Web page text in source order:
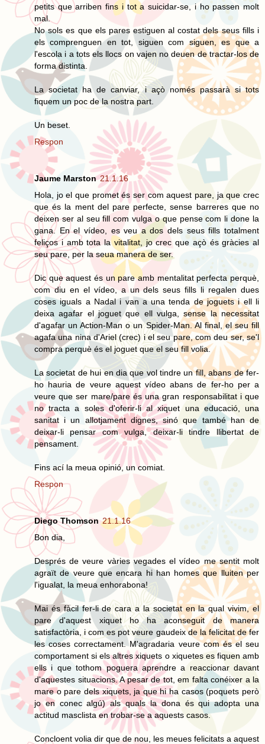
petits que arriben fins i tot a suicidar-se, i ho passen molt
mal.
No sols es que els pares estiguen al costat dels seus fills i
els comprenguen en tot, siguen com siguen, es que a
l'escola i a tots els llocs on vajen no deuen de tractar-los de
forma distinta.
La societat ha de canviar, i açò només passarà si tots
fiquem un poc de la nostra part.
Un beset.
Respon
Jaume Marston 21.1.16
Hola, jo el que promet és ser com aquest pare, ja que crec
que és la ment del pare perfecte, sense barreres que no
deixen ser al seu fill com vulga o que pense com li done la
gana. En el vídeo, es veu a dos dels seus fills totalment
feliços i amb tota la vitalitat, jo crec que açò és gràcies al
seu pare, per la seua manera de ser.
Dic que aquest és un pare amb mentalitat perfecta perquè,
com diu en el vídeo, a un dels seus fills li regalen dues
coses iguals a Nadal i van a una tenda de joguets i ell li
deixa agafar el joguet que ell vulga, sense la necessitat
d'agafar un Action-Man o un Spider-Man. Al final, el seu fill
agafa una nina d'Ariel (crec) i el seu pare, com deu ser, se'l
compra perquè és el joguet que el seu fill volia.
La societat de hui en dia que vol tindre un fill, abans de fer-
ho hauria de veure aquest vídeo abans de fer-ho per a
veure que ser mare/pare és una gran responsabilitat i que
no tracta a soles d'oferir-li al xiquet una educació, una
sanitat i un allotjament dignes, sinó que també han de
deixar-li pensar com vulga, deixar-li tindre llibertat de
pensament.
Fins ací la meua opinió, un comiat.
Respon
Diego Thomson 21.1.16
Bon dia,
Després de veure vàries vegades el vídeo me sentit molt
agraït de veure que encara hi han homes que lluiten per
l'igualat, la meua enhorabona!
Mai és fàcil fer-li de cara a la societat en la qual vivim, el
pare d'aquest xiquet ho ha aconseguit de manera
satisfactòria, i com es pot veure gaudeix de la felicitat de fer
les coses correctament. M'agradaria veure com és el seu
comportament si els altres xiquets o xiquetes es fiquen amb
ells i que tothom poguera aprendre a reaccionar davant
d'aquestes situacions. A pesar de tot, em falta conéixer a la
mare o pare dels xiquets, ja que hi ha casos (poquets però
jo en conec algú) als quals la dona és qui adopta una
actitud masclista en trobar-se a aquests casos.
Concloent volia dir que de nou, les meues felicitats a aquest